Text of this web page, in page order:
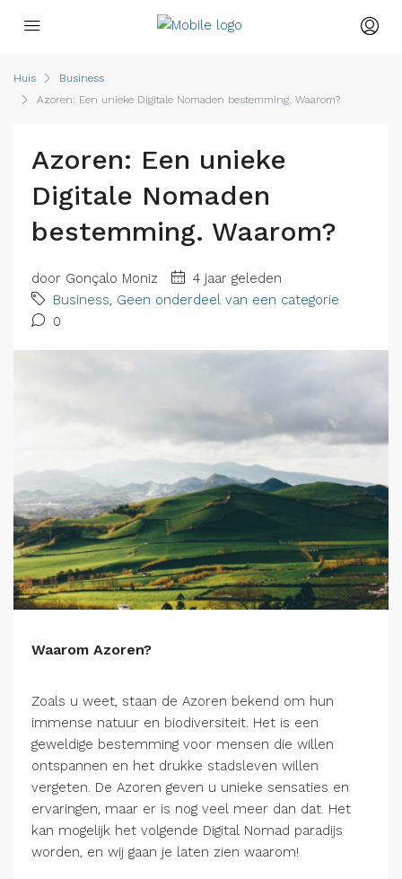
Huis
Business
Azoren: Een unieke Digitale Nomaden bestemming. Waarom?
Azoren: Een unieke
Digitale Nomaden
bestemming. Waarom?
door Gonçalo Moniz
4 jaar geleden
Business, Geen onderdeel van een categorie
0
Waarom Azoren?
Zoals u weet, staan de Azoren bekend om hun
immense natuur en biodiversiteit. Het is een
geweldige bestemming voor mensen die willen
ontspannen en het drukke stadsleven willen
vergeten. De Azoren geven u unieke sensaties en
ervaringen, maar er is nog veel meer dan dat. Het
kan mogelijk het volgende Digital Nomad paradijs
worden, en wij gaan je laten zien waarom!